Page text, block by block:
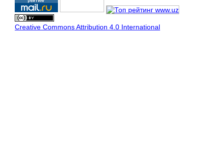
Creative Commons Attribution 4.0 International